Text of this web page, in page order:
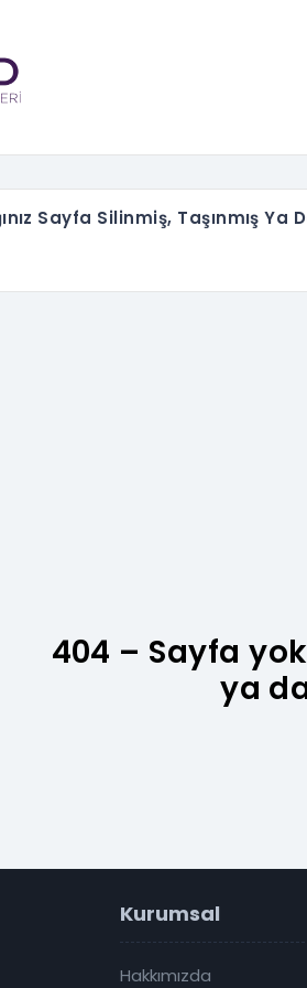
Sayfa Silinmiş, Taşınmış Ya
404 – Sayfa
ya
Kurumsal
Hakkımızda